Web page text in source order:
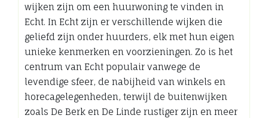
wijken zijn om een huurwoning te vinden in
Echt. In Echt zijn er verschillende wijken die
geliefd zijn onder huurders, elk met hun eigen
unieke kenmerken en voorzieningen. Zo is het
centrum van Echt populair vanwege de
levendige sfeer, de nabijheid van winkels en
horecagelegenheden, terwijl de buitenwijken
zoals De Berk en De Linde rustiger zijn en meer